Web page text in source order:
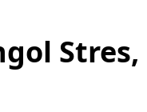
Stres,